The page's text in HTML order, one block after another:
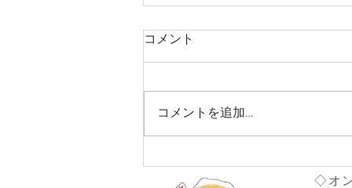
「のはらハみどり」第8期参
加者募集のお知らせ
コメント
コメントを追加…
◇オ